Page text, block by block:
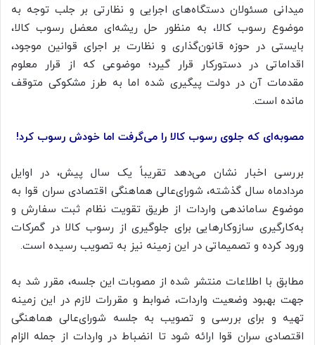
میدانی مسئولان دستگاه‌های اجرایی و نظارتی بر جلب توجه به
موضوع رسوب کالا، به منظور حل ریشه‌ای معضل رسوب کالا،
بایستی در حوزه قانون‌گذاری و نظارت بر اجرای قوانین موجود،
اقداماتی در دستورکار قرار گیرد؛ موضوعی که از قرار معلوم
مقدمات آن در دولت پیگیری شده اما به طرز مشکوکی متوقف
مانده است.
مصوبه‌ای که جلوی رسوب کالا را می‌گرفت اما خودش رسوب کرد!
بررسی اخبار نشان می‌دهد تقریباً یک سال پیش، در اوایل
مردادماه سال گذشته، شورای‌عالی هماهنگی اقتصادی سران قوا به
موضوع ساماندهی واردات از طریق تقویت نظام ثبت سفارش و
به‌کارگیری سازوکارهایی برای جلوگیری از رسوب کالا در گمرکات
ورود کرده و تصمیماتی در این زمینه نیز به تصویب رسیده است.
مطابق با اطلاعات منتشر شده از مصوبات این جلسه، مقرر شد به
جهت بهبود وضعیت واردات، ضوابط و مقررات لازم در این زمینه
تهیه و برای بررسی و تصویب به جلسه شورای‌عالی هماهنگی
اقتصادی سران قوا ارائه شود تا انضباط در واردات از جمله الزام